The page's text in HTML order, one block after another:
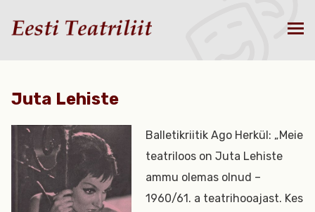
Juta Lehiste
Balletikriitik Ago Herkül: „Meie
teatriloos on Juta Lehiste
ammu olemas olnud –
1960/61. a teatrihooajast. Kes